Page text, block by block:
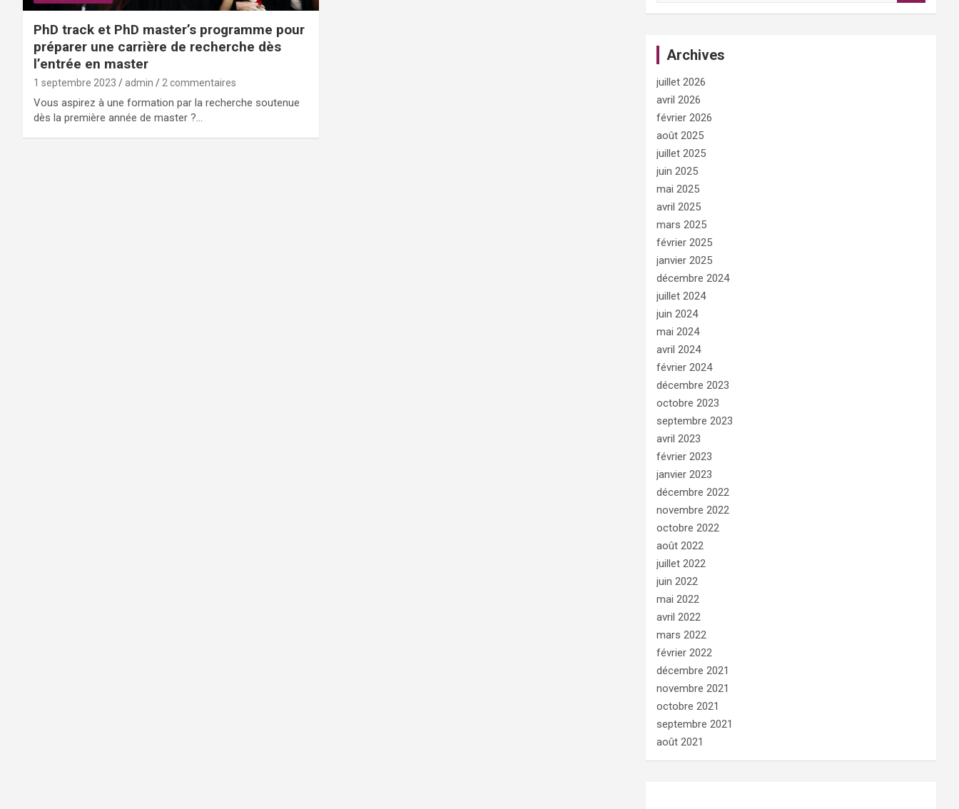
PhD track et PhD master’s programme pour
préparer une carrière de recherche dès
l’entrée en master
1 septembre 2023 admin 2 commentaires
Vous aspirez à une formation par la recherche soutenue
dès la première année de master ?…
c
h
e
r
Archives
juillet 2026
avril 2026
février 2026
août 2025
juillet 2025
juin 2025
mai 2025
avril 2025
mars 2025
février 2025
janvier 2025
décembre 2024
juillet 2024
juin 2024
mai 2024
avril 2024
février 2024
décembre 2023
octobre 2023
septembre 2023
avril 2023
février 2023
janvier 2023
décembre 2022
novembre 2022
octobre 2022
août 2022
juillet 2022
juin 2022
mai 2022
avril 2022
mars 2022
février 2022
décembre 2021
novembre 2021
octobre 2021
septembre 2021
août 2021